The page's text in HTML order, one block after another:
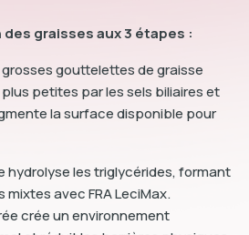
graisses aux 3 étapes :
grosses gouttelettes de graisse
petites par les sels biliaires et
la surface disponible pour
hydrolyse les triglycérides, formant
avec FRA LeciMax.
crée un environnement